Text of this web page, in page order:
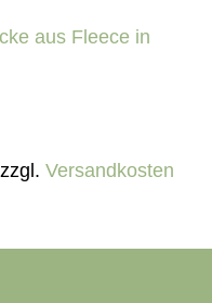
aus Fleece in
zzgl. Versandkosten